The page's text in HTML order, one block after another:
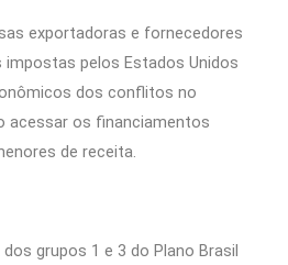
exportadoras e fornecedores
pelos Estados Unidos
dos conflitos no
acessar os financiamentos
de receita.
grupos 1 e 3 do Plano Brasil